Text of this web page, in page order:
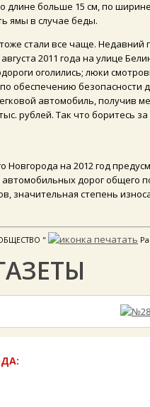
длине больше 15 см, по
ямы в случае беды.
стали все чаще.
августа 2011 года на улице
оголились; люки
обеспечению
автомобиль, получив
рублей. Так что боритесь
на 2012 год
дорог общего
значительная степень
ОБЩЕСТВО "